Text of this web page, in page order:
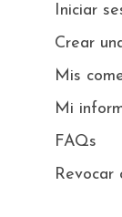
Iniciar
Crear
Mis
Mi
FAQs
Revocar